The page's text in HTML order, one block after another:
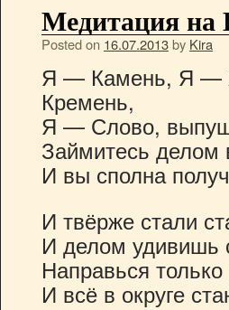
Медитация
Posted on 16.07.2013by Kira
Я — Камень, Я —
Кремень,
Я — Слово,
Займитесь делом
И вы сполна
И твёрже стали
И делом удивишь
Направься
И всё в округе